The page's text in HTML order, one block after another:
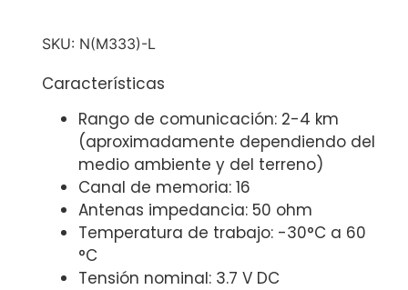
SKU: N(M333)-L
Características
Rango de comunicación: 2-4 km
(aproximadamente dependiendo del
medio ambiente y del terreno)
Canal de memoria: 16
Antenas impedancia: 50 ohm
Temperatura de trabajo: -30°C a 60
°C
Tensión nominal: 3.7 V DC